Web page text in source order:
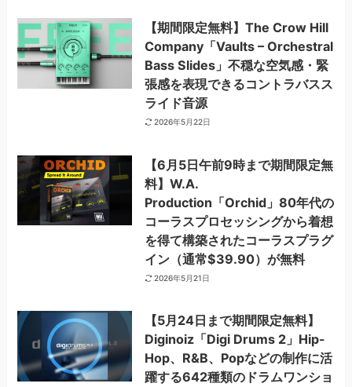
【期間限定無料】The Crow Hill
Company「Vaults – Orchestral
Bass Slides」不穏な空気感・緊
張感を表現できるコントラバスス
ライド音源
2026年5月22日
【6月5日午前9時まで期間限定無
料】W.A.
Production「Orchid」80年代の
コーラスプロセッシングから着想
を得て構築されたコーラスプラグ
イン（通常$39.90）が無料
2026年5月21日
【5月24日まで期間限定無料】
Diginoiz「Digi Drums 2」Hip-
Hop、R&B、Popなどの制作に活
躍する642種類のドラムワンショ